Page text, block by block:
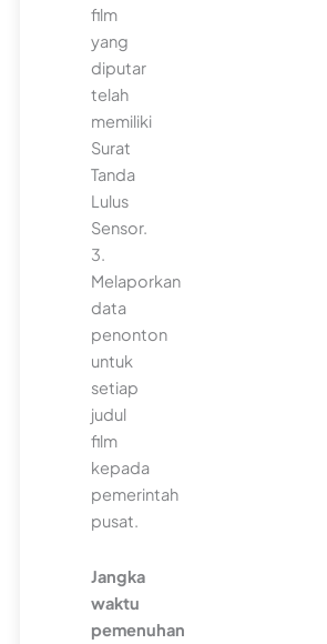
film
yang
diputar
telah
memiliki
Surat
Tanda
Lulus
Sensor.
3.
Melaporkan
data
penonton
untuk
setiap
judul
film
kepada
pemerintah
pusat.
Jangka
waktu
pemenuhan